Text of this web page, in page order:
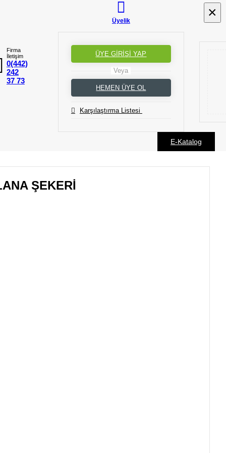
Firma
İletişim
0(442)
242
37 73
Üyelik
ÜYE GİRİŞİ YAP
Veya
HEMEN ÜYE OL
Karşılaştırma Listesi
E-Katalog
ŞEKERİ
×
×